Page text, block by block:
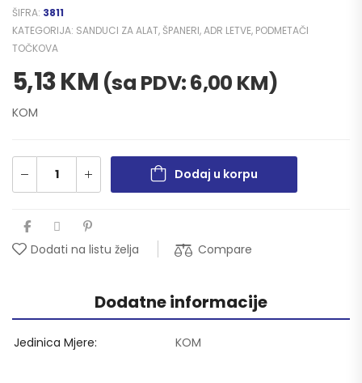
ŠIFRA: 3811
KATEGORIJA: SANDUCI ZA ALAT, ŠPANERI, ADR LETVE, PODMETAČI
TOČKOVA
5,13KM (sa PDV:6,00 KM)
KOM
Dodaj u korpu
Dodati na listu želja Compare
Dodatne informacije
Jedinica Mjere KOM